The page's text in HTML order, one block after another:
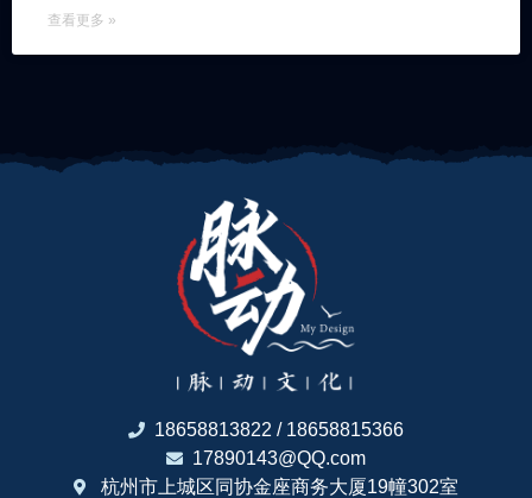
查看更多 »
18658813822 / 18658815366
17890143@QQ.com
杭州市上城区同协金座商务大厦19幢302室